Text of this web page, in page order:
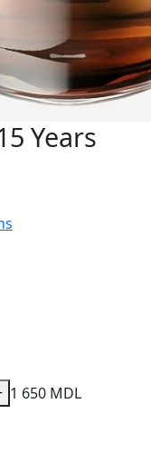
Years
1 650 MDL